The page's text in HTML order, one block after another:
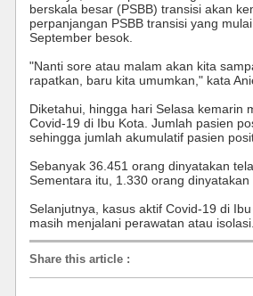
berskala besar (PSBB) transisi akan
perpanjangan PSBB transisi yang
September besok.
"Nanti sore atau malam akan kita
rapatkan, baru kita umumkan," kata
Diketahui, hingga hari Selasa kemarin
Covid-19 di Ibu Kota. Jumlah pasien
sehingga jumlah akumulatif pasien
Sebanyak 36.451 orang dinyatakan
Sementara itu, 1.330 orang
Selanjutnya, kasus aktif Covid-19 di
masih menjalani perawatan atau isolasi.
Share this article :